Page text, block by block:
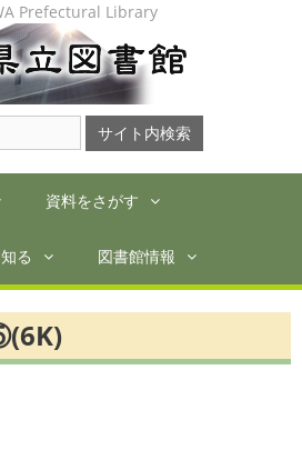
Prefectural Library
資料をさがす
る 図書館情報